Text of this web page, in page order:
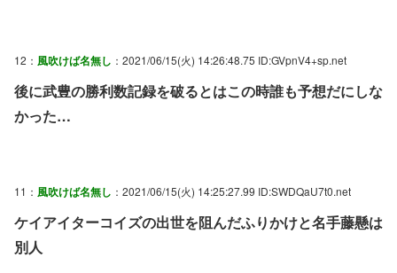
12： 風吹けば名無し ：2021/06/15(火) 14:26:48.75 ID:GVpnV4+sp.net
後に武豊の勝利数記録を破るとはこの時誰も予想だにしな
かった…
11： 風吹けば名無し ：2021/06/15(火) 14:25:27.99 ID:SWDQaU7t0.net
ケイアイターコイズの出世を阻んだふりかけと名手藤懸は
別人